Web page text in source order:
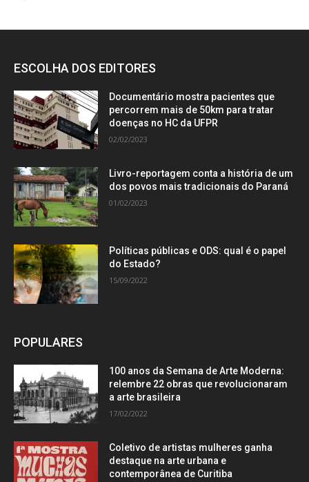
ESCOLHA DOS EDITORES
Documentário mostra pacientes que
percorrem mais de 50km para tratar
doenças no HC da UFPR
02/02/2023
Livro-reportagem conta a história de um
dos povos mais tradicionais do Paraná
01/02/2023
Políticas públicas e ODS: qual é o papel
do Estado?
15/09/2022
POPULARES
100 anos da Semana de Arte Moderna:
relembre 22 obras que revolucionaram
a arte brasileira
17/02/2022
Coletivo de artistas mulheres ganha
destaque na arte urbana e
contemporânea de Curitiba